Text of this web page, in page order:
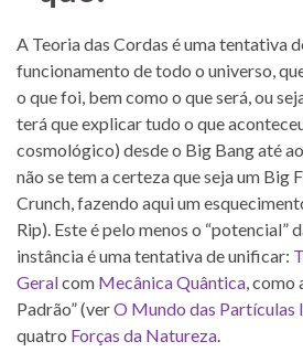
A Teoria das Cordas é uma tentativa
funcionamento de todo o universo,
o que foi, bem como o que será, ou
terá que explicar tudo o que
cosmológico) desde o Big Bang até
não se tem a certeza que seja um Big
Crunch, fazendo aqui um
Rip). Este é pelo menos o “potencial”
instância é uma tentativa de unificar:
Geralcom Mecânica Quântica, como
Padrão” (verO Mundo das Partículas
quatro Forças da Natureza.